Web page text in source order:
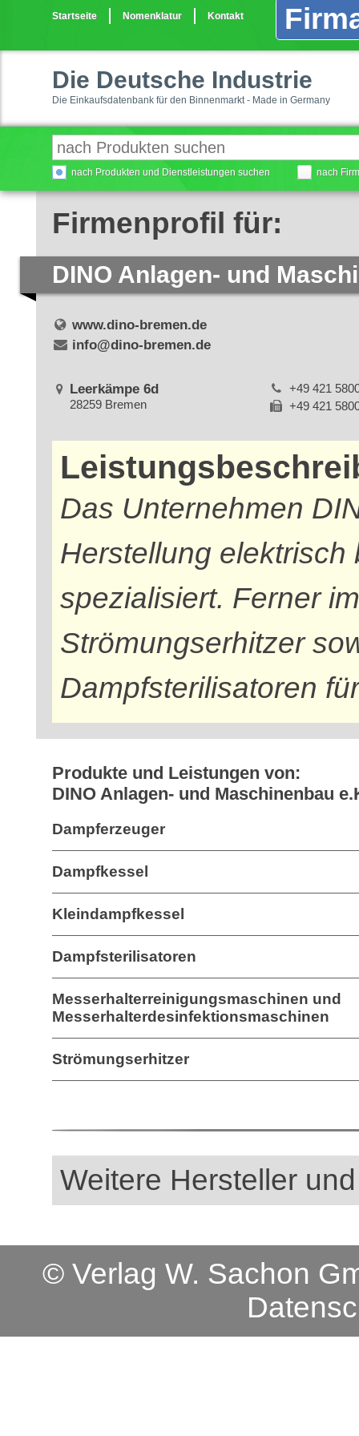
Startseite Nomenklatur Kontakt
Die Deutsche Industrie
Die Einkaufsdatenbank für den Binnenmarkt - Made in Germany
nach Produkten und Dienstleistungen suchen nach
Firmenprofil für:
DINO Anlagen- und
www.dino-bremen.de
info@dino-bremen.de
Leerkämpe 6d
28259 Bremen
+49 421
+49 421
Das Unternehmen
Herstellung
spezialisiert. Ferner
Strömungserhitzer
Dampfsterilisatoren
Produkte und Leistungen von:
DINO Anlagen- und Maschinenbau
Dampferzeuger
Dampfkessel
Kleindampfkessel
Dampfsterilisatoren
Messerhalterreinigungsmaschinen und
Messerhalterdesinfektionsmaschinen
Strömungserhitzer
Weitere Hersteller
© Verlag W. Sachon